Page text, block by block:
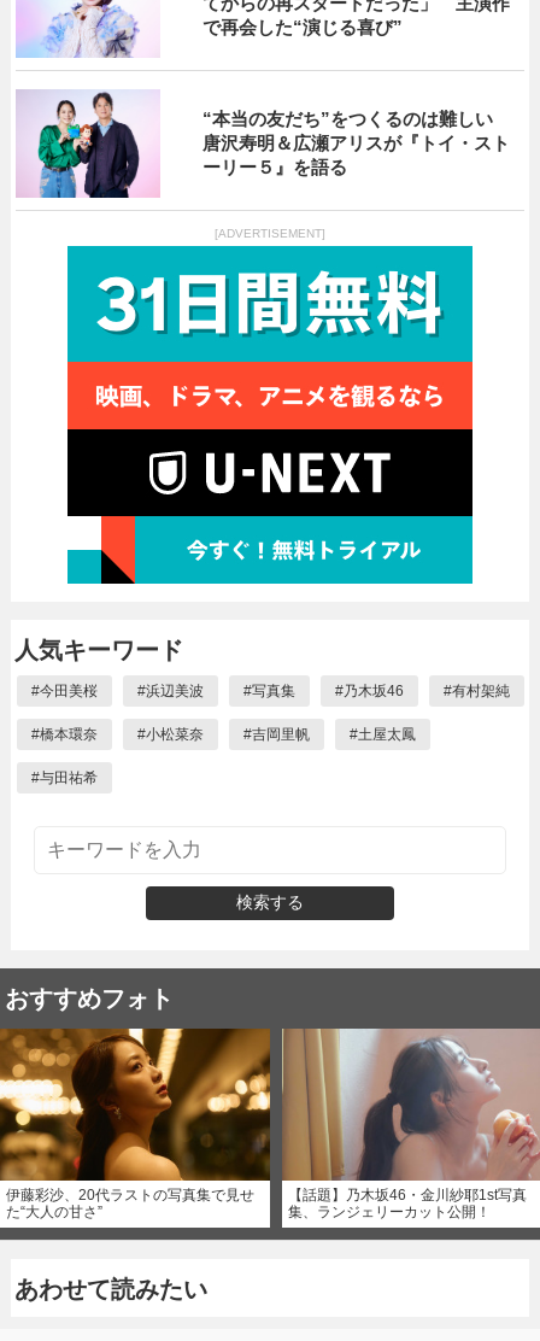
で再会した“演じる喜び”
“本当の友だち”をつくるのは難しい
唐沢寿明＆広瀬アリスが『トイ・スト
ーリー５』を語る
[ADVERTISEMENT]
人気キーワード
#今田美桜 #浜辺美波 #写真集 #乃木坂46 #有村架純
#橋本環奈 #小松菜奈 #吉岡里帆 #土屋太鳳
#与田祐希
検索する
おすすめフォト
伊藤彩沙、20代ラストの写真集で見せ
た“大人の甘さ”
【話題】乃木坂46・金川紗耶1st写真
集、ランジェリーカット公開！
あわせて読みたい